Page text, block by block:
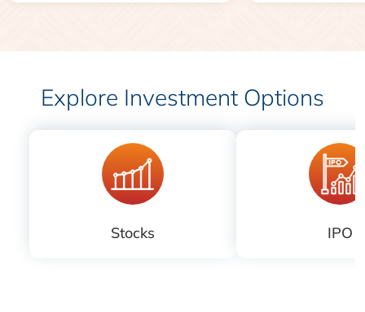
Explore Investment Options
Stocks IPO